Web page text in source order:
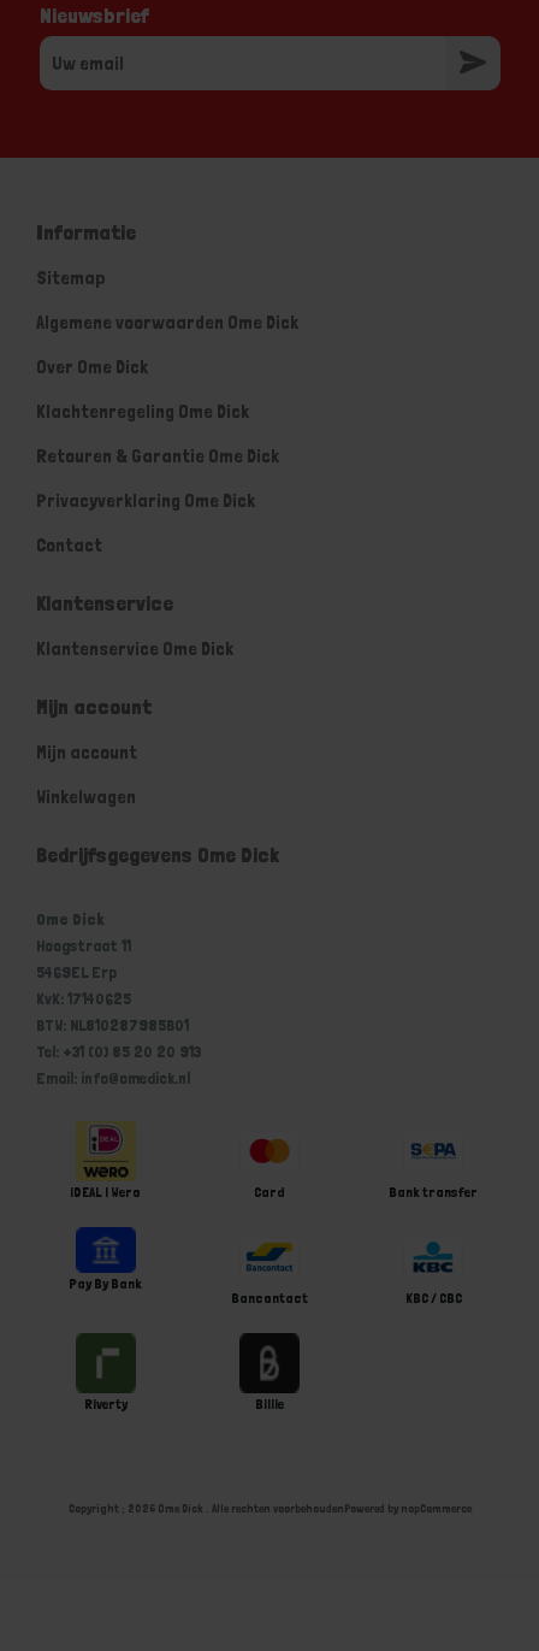
Nieuwsbrief
Informatie
Sitemap
Algemene voorwaarden Ome Dick
Over Ome Dick
Klachtenregeling Ome Dick
Retouren & Garantie Ome Dick
Privacyverklaring Ome Dick
Contact
Klantenservice
Klantenservice Ome Dick
Mijn account
Mijn account
Winkelwagen
Bedrijfsgegevens Ome Dick
Ome Dick
Hoogstraat 11
5469EL Erp
KvK: 17140625
BTW: NL810287985B01
Tel: +31 (0) 85 20 20 913
Email: info@omedick.nl
iDEAL | Wero Card Bank transfer
Pay By Bank
Bancontact
KBC / CBC
Riverty Billie
Copyright ; 2026 Ome Dick . Alle rechten voorbehoudenPowered by nopCommerce